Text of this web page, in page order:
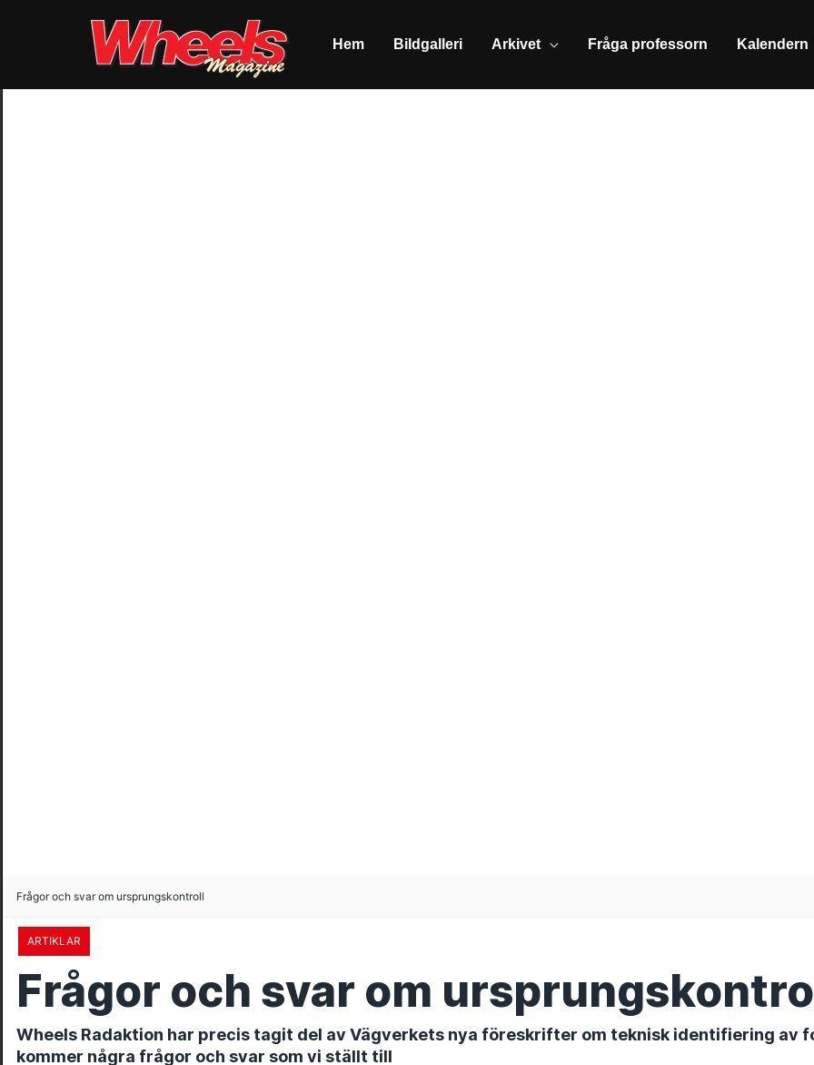
Hem Bildgalleri Arkivet Fråga professorn Kalendern
Frågor och svar om ursprungskontroll
ARTIKLAR
Frågor och svar om
Wheels Radaktion har precis tagit del av Vägverkets nya föreskrifter om teknisk identifiering av
kommer några frågor och svar som vi ställt till